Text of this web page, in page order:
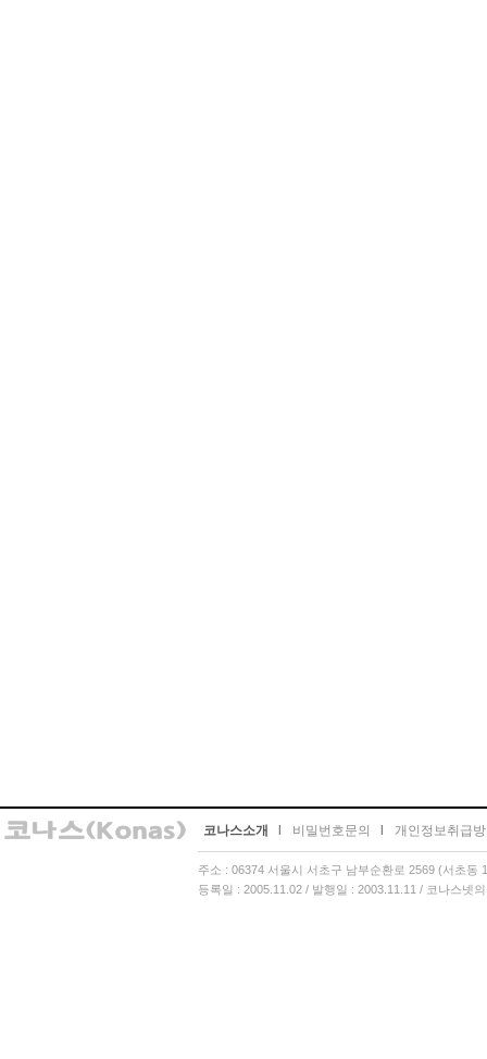
코나스소개 비밀번호문의 개인정보취급
주소 : 06374 서울시 서초구 남부순환로 2569 (서초
등록일 : 2005.11.02 / 발행일 : 2003.11.11 / 코나스넷